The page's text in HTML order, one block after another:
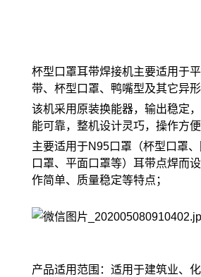
杯型口罩耳带焊接机主要适用于
带、杯型口罩、鸭嘴型及其它异形
该机采用原装换能器，输出稳定
能可靠，整机设计灵巧，操作方便
主要适用于N95口罩（杯型口罩
口罩、平面口罩等）耳带点焊而
作简单、质量稳定等特点；
产品适用范围：适用于建筑业、